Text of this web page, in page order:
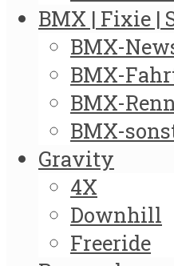
BMX | Fixie |
BMX-
BMX-
BMX-
BMX-
Gravity
4X
Downhill
Freeride